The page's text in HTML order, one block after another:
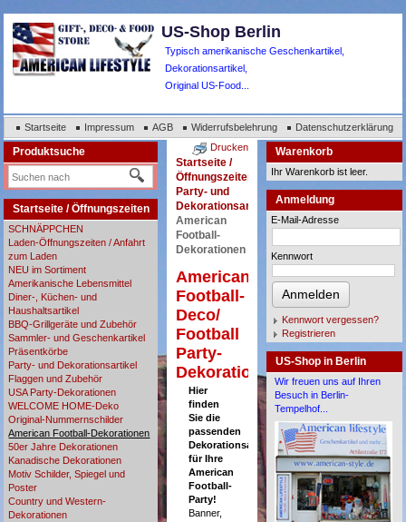
US-Shop Berlin
Typisch amerikanische Geschenkartikel,
Dekorationsartikel,
Original US-Food...
Startseite Impressum AGB Widerrufsbelehrung Datenschutzerklärung
Produktsuche
Startseite / Öffnungszeiten
SCHNÄPPCHEN
Laden-Öffnungszeiten / Anfahrt
zum Laden
NEU im Sortiment
Amerikanische Lebensmittel
Diner-, Küchen- und
Haushaltsartikel
BBQ-Grillgeräte und Zubehör
Sammler- und Geschenkartikel
Präsentkörbe
Party- und Dekorationsartikel
Flaggen und Zubehör
USA Party-Dekorationen
WELCOME HOME-Deko
Original-Nummernschilder
American Football-Dekorationen
50er Jahre Dekorationen
Kanadische Dekorationen
Motiv Schilder, Spiegel und
Poster
Country und Western-
Dekorationen
Warenkorb
Ihr Warenkorb ist leer.
Anmeldung
E-Mail-Adresse
Kennwort
Anmelden
Kennwort vergessen?
Registrieren
US-Shop in Berlin
Wir freuen uns auf Ihren
Besuch in Berlin-
Tempelhof...
Drucken
Startseite /
Öffnungszeiten
Party- und
Dekorationsartikel
American
Football-
Dekorationen
American
Football-
Deco/
Football
Party-
Dekoration
Hier
finden
Sie die
passenden
Dekorationsartikel
für Ihre
American
Football-
Party!
Banner,